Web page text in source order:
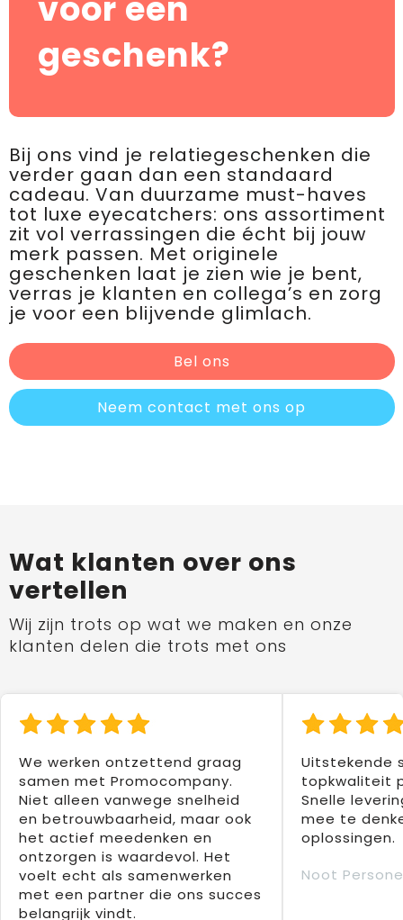
geschenk?
Bij ons vind je relatiegeschenken die
verder gaan dan een standaard
cadeau. Van duurzame must-haves
tot luxe eyecatchers: ons assortiment
zit vol verrassingen die écht bij jouw
merk passen. Met originele
geschenken laat je zien wie je bent,
verras je klanten en collega’s en zorg
je voor een blijvende glimlach.
Bel ons
Neem contact met ons op
Wat klanten over ons
vertellen
Wij zijn trots op wat we maken en onze
klanten delen die trots met ons
We werken ontzettend graag
samen met Promocompany.
Niet alleen vanwege snelheid
en betrouwbaarheid, maar ook
het actief meedenken en
ontzorgen is waardevol. Het
voelt echt als samenwerken
met een partner die ons succes
belangrijk vindt.
Uitstekende
topkwaliteit
Snelle
mee te
oplossingen.
Noot